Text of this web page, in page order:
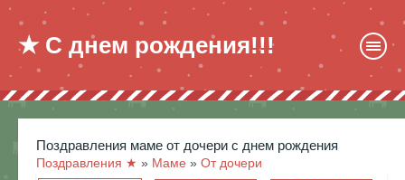
★ С днем рождения!!!
поздравления маме от дочери с днем рождения
Поздравления ★ » Маме » От дочери